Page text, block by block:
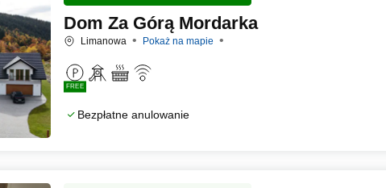
Dom Za Górą Mordarka
Limanowa Pokaż na mapie
FREE
Bezpłatne anulowanie